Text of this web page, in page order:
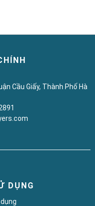
Cầu Giấy, Thành Phố Hà
DỤNG